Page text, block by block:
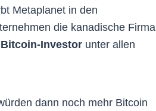
Metaplanet in den
die kanadische Firma
Investor unter allen
dann noch mehr Bitcoin